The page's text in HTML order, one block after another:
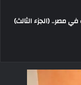
مصر.. (الجزء الثالث)